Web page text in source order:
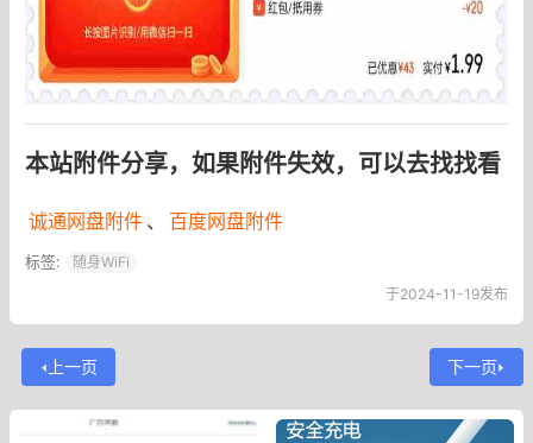
本站附件分享，如果附件失效，可以去找找看
诚通网盘附件 、 百度网盘附件
标签:
随身WiFi
于2024-11-19发布
上一页 下一页